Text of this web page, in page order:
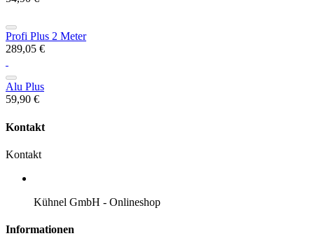
Profi Plus 2 Meter
289,05 €
Alu Plus
59,90 €
Kontakt
Kontakt
Kühnel GmbH - Onlineshop
Informationen